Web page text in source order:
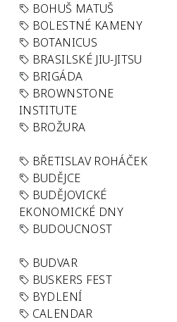
BOHUŠ MATUŠ
BOLESTNÉ KAMENY
BOTANICUS
BRASILSKÉ JIU-JITSU
BRIGÁDA
BROWNSTONE
INSTITUTE
BROŽURA
BŘETISLAV ROHÁČEK
BUDĚJCE
BUDĚJOVICKÉ
EKONOMICKÉ DNY
BUDOUCNOST
BUDVAR
BUSKERS FEST
BYDLENÍ
CALENDAR